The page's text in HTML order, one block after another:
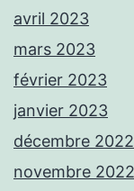
avril 2023
mars 2023
février 2023
janvier 2023
décembre 2022
novembre 2022